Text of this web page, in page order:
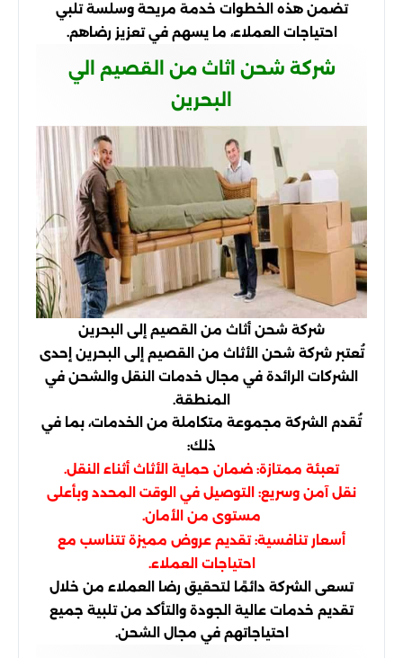
تضمن هذه الخطوات خدمة مريحة وسلسة تلبي
احتياجات العملاء، ما يسهم في تعزيز رضاهم.
شركة شحن اثاث من القصيم الي
البحرين
شركة شحن أثاث من القصيم إلى البحرين
تُعتبر شركة شحن الأثاث من القصيم إلى البحرين إحدى
الشركات الرائدة في مجال خدمات النقل والشحن في
المنطقة.
تُقدم الشركة مجموعة متكاملة من الخدمات، بما في
ذلك:
تعبئة ممتازة: ضمان حماية الأثاث أثناء النقل.
نقل آمن وسريع: التوصيل في الوقت المحدد وبأعلى
مستوى من الأمان.
أسعار تنافسية: تقديم عروض مميزة تتناسب مع
احتياجات العملاء.
تسعى الشركة دائمًا لتحقيق رضا العملاء من خلال
تقديم خدمات عالية الجودة والتأكد من تلبية جميع
احتياجاتهم في مجال الشحن.